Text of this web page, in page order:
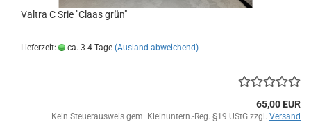
Valtra C Srie "Claas grün"
Lieferzeit: ca. 3-4 Tage (Ausland abweichend)
65,00 EUR
Kein Steuerausweis gem. Kleinuntern.-Reg. §19 UStG zzgl. Versand